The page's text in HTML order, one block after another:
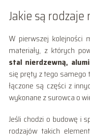
Jakie są rodzaje
W pierwszej kolejności
materiały, z których
stal nierdzewną,
się pręty z tego samego
łączone są części z
wykonane z surowca o
Jeśli chodzi o budowę i
rodzajów takich